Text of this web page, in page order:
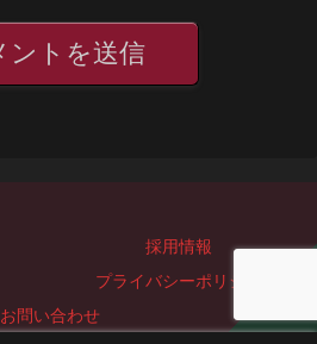
採用情報
プライバシーポリシー
お問い合わせ